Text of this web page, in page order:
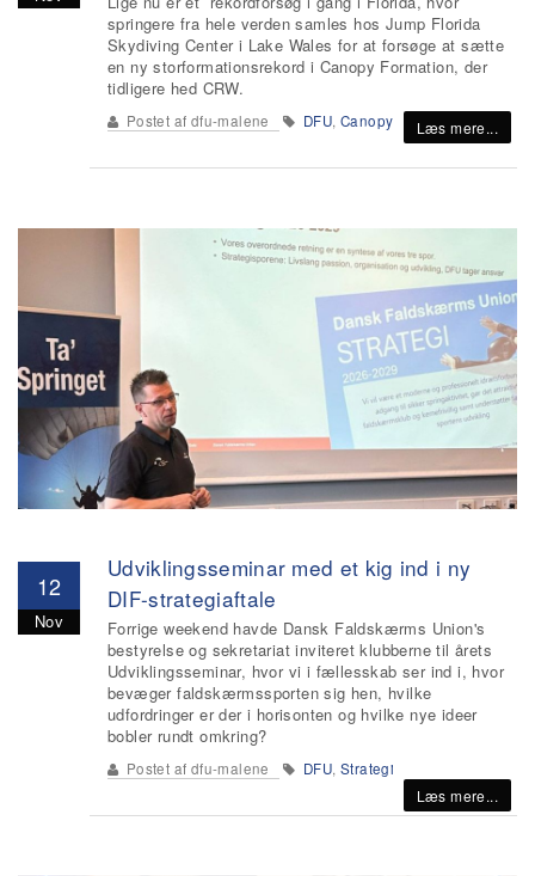
springere fra hele verden samles hos Jump Florida
Skydiving Center i Lake Wales for at forsøge at sætte
en ny storformationsrekord i Canopy Formation, der
tidligere hed CRW.
Postet af dfu-malene DFU,Canopy Læs mere...
12
Nov
Udviklingsseminar med et kig ind i ny
DIF-strategiaftale
Forrige weekend havde Dansk Faldskærms Union's
bestyrelse og sekretariat inviteret klubberne til årets
Udviklingsseminar, hvor vi i fællesskab ser ind i, hvor
bevæger faldskærmssporten sig hen, hvilke
udfordringer er der i horisonten og hvilke nye ideer
bobler rundt omkring?
Postet af dfu-malene DFU,Strategi
Læs mere...